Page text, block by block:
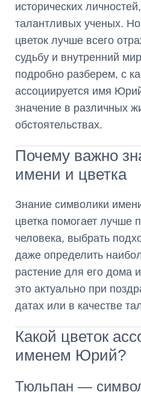
исторических
талантливых ученых.
цветок лучше всего
судьбу и внутренний
подробно разберем, с
ассоциируется имя
значение в различных
обстоятельствах.
Почему важно
имени и цветка
Знание символики
цветка помогает лучше
человека, выбрать
даже определить
растение для его дома
это актуально при
датах или в качестве
Какой цветок
именем Юрий?
Тюльпан —